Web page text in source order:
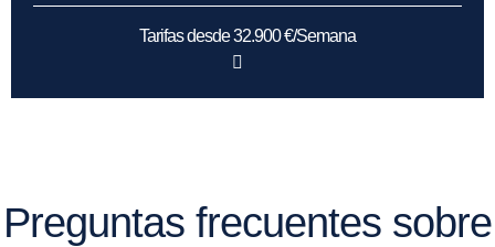
Tarifas desde 32.900 €/Semana
Preguntas frecuentes sobre